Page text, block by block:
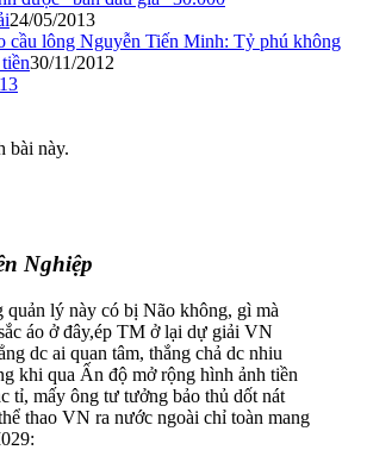
24/05/2013
cầu lông Nguyễn Tiến Minh: Tỷ phú không
30/11/2012
bài này.
Nghiệp
quản lý này có bị Não không, gì mà
áo ở đây,ép TM ở lại dự giải VN
dc ai quan tâm, thắng chả dc nhiu
khi qua Ấn độ mở rộng hình ảnh tiền
tỉ, mấy ông tư tưởng bảo thủ dốt nát
thao VN ra nước ngoài chỉ toàn mang